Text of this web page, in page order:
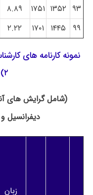
۹۳ ۱۳۵۲ ۱۷۵۱ ۸.۸۹
۹۹
۱۴۴۵ ۱۷۰۱ ۲.۲۲
۲) (سهمیه آزاد)
(شامل گرایش های
دیفرانسیل
زبان